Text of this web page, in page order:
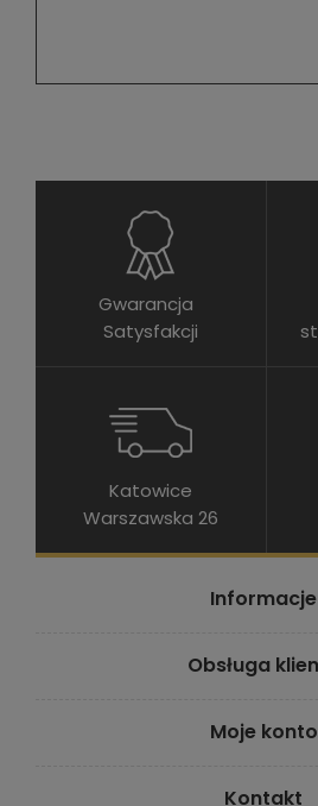
Gwarancja
Satysfakcji
Katowice
Warszawska 26
Informacje
Obsługa
Moje konto
Kontakt